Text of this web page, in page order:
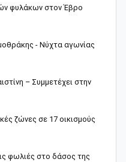
φυλάκων στον Έβρο
- Νύχτα αγωνίας
– Συμμετέχει στην
ζώνες σε 17 οικισμούς
φωλιές στο δάσος της